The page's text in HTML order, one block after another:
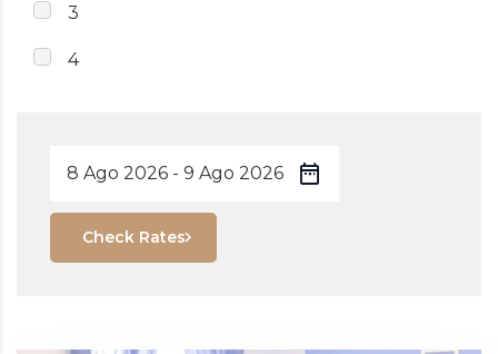
3
4
Check Rates